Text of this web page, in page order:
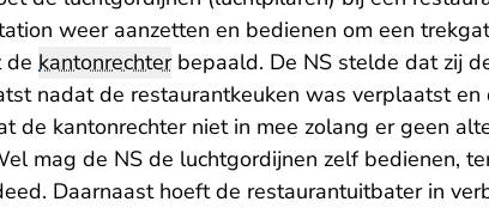
weer aanzetten en bedienen om een
de kantonrechterbepaald. De NS stelde dat zij
nadat de restaurantkeuken was verplaatst en
de kantonrechter niet in mee zolang er geen
mag de NS de luchtgordijnen zelf bedienen,
Daarnaast hoeft de restaurantuitbater in